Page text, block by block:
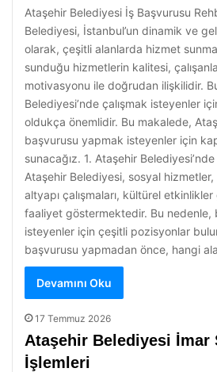
Ataşehir Belediyesi İş Başvurusu
Belediyesi, İstanbul’un dinamik ve
olarak, çeşitli alanlarda hizmet
sunduğu hizmetlerin kalitesi,
motivasyonu ile doğrudan ilişkilidir.
Belediyesi’nde çalışmak isteyenler
oldukça önemlidir. Bu makalede,
başvurusu yapmak isteyenler için
sunacağız. 1. Ataşehir Belediyesi’nde
Ataşehir Belediyesi, sosyal
altyapı çalışmaları, kültürel
faaliyet göstermektedir. Bu nedenle,
isteyenler için çeşitli pozisyonlar
başvurusu yapmadan önce, hangi
Devamını Oku
17 Temmuz 2026
Ataşehir Belediyesi İmar
İşlemleri